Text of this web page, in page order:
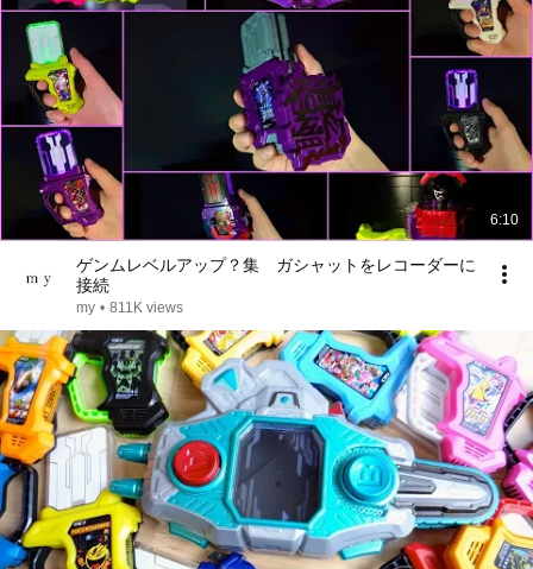
6:10
ゲンムレベルアップ？集 ガシャットをレコーダーに
接続
my • 811K views